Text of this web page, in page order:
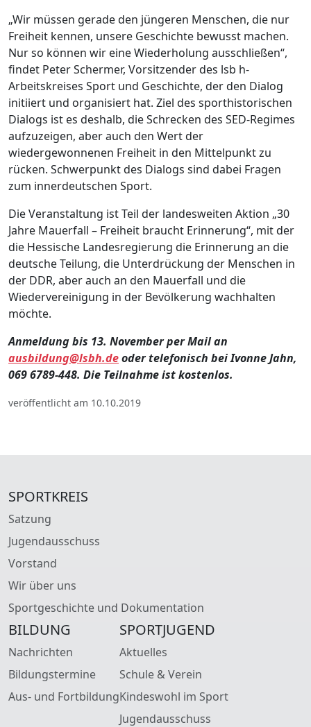
„Wir müssen gerade den jüngeren Menschen, die nur
Freiheit kennen, unsere Geschichte bewusst machen.
Nur so können wir eine Wiederholung ausschließen“,
findet Peter Schermer, Vorsitzender des lsb h-
Arbeitskreises Sport und Geschichte, der den Dialog
initiiert und organisiert hat. Ziel des sporthistorischen
Dialogs ist es deshalb, die Schrecken des SED-Regimes
aufzuzeigen, aber auch den Wert der
wiedergewonnenen Freiheit in den Mittelpunkt zu
rücken. Schwerpunkt des Dialogs sind dabei Fragen
zum innerdeutschen Sport.
Die Veranstaltung ist Teil der landesweiten Aktion „30
Jahre Mauerfall – Freiheit braucht Erinnerung“, mit der
die Hessische Landesregierung die Erinnerung an die
deutsche Teilung, die Unterdrückung der Menschen in
der DDR, aber auch an den Mauerfall und die
Wiedervereinigung in der Bevölkerung wachhalten
möchte.
Anmeldung bis 13. November per Mail an
ausbildung@lsbh.deoder telefonisch bei Ivonne Jahn,
069 6789-448. Die Teilnahme ist kostenlos.
veröffentlicht am 10.10.2019
SPORTKREIS
Satzung
Jugendausschuss
Vorstand
Wir über uns
Sportgeschichte und Dokumentation
BILDUNG
Nachrichten
Bildungstermine
Aus- und Fortbildung
SPORTJUGEND
Aktuelles
Schule & Verein
Kindeswohl im Sport
Jugendausschuss